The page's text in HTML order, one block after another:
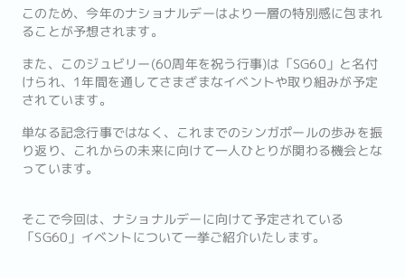
このため、今年のナショナルデーはより一層の特別感に包まれ
ることが予想されます。
また、このジュビリー(60周年を祝う行事)は「SG60」と名付
けられ、1年間を通してさまざまなイベントや取り組みが予定
されています。
単なる記念行事ではなく、これまでのシンガポールの歩みを振
り返り、これからの未来に向けて一人ひとりが関わる機会とな
っています。
そこで今回は、ナショナルデーに向けて予定されている
「SG60」イベントについて一挙ご紹介いたします。